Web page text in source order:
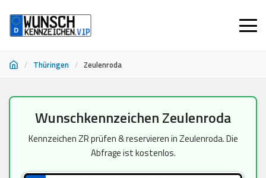
/ Thüringen / Zeulenroda
springen
Wunschkennzeichen Zeulenroda
Kennzeichen ZR prüfen & reservieren in Zeulenroda. Die
Abfrage ist kostenlos.